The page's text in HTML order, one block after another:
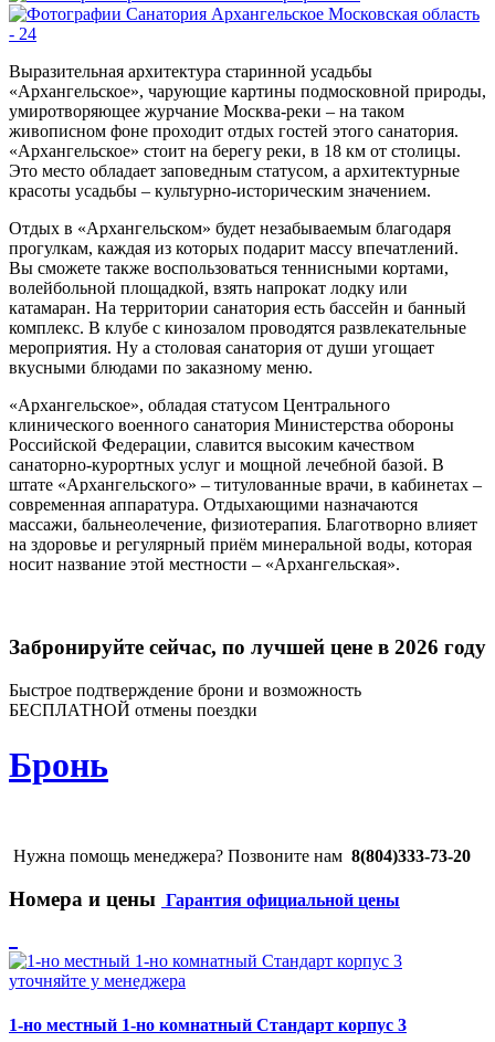
Выразительная архитектура старинной усадьбы
«Архангельское», чарующие картины подмосковной природы,
умиротворяющее журчание Москва-реки – на таком
живописном фоне проходит отдых гостей этого санатория.
«Архангельское» стоит на берегу реки, в 18 км от столицы.
Это место обладает заповедным статусом, а архитектурные
красоты усадьбы – культурно-историческим значением.
Отдых в «Архангельском» будет незабываемым благодаря
прогулкам, каждая из которых подарит массу впечатлений.
Вы сможете также воспользоваться теннисными кортами,
волейбольной площадкой, взять напрокат лодку или
катамаран. На территории санатория есть бассейн и банный
комплекс. В клубе с кинозалом проводятся развлекательные
мероприятия. Ну а столовая санатория от души угощает
вкусными блюдами по заказному меню.
«Архангельское», обладая статусом Центрального
клинического военного санатория Министерства обороны
Российской Федерации, славится высоким качеством
санаторно-курортных услуг и мощной лечебной базой. В
штате «Архангельского» – титулованные врачи, в кабинетах –
современная аппаратура. Отдыхающими назначаются
массажи, бальнеолечение, физиотерапия. Благотворно влияет
на здоровье и регулярный приём минеральной воды, которая
носит название этой местности – «Архангельская».
Забронируйте сейчас, по лучшей цене в 2026 году
Быстрое подтверждение брони и возможность
БЕСПЛАТНОЙ отмены поездки
Бронь
Нужна помощь менеджера? Позвоните нам 8(804)333-73-20
Номера и цены Гарантия официальной цены
уточняйте у менеджера
1-но местный 1-но комнатный Стандарт корпус 3